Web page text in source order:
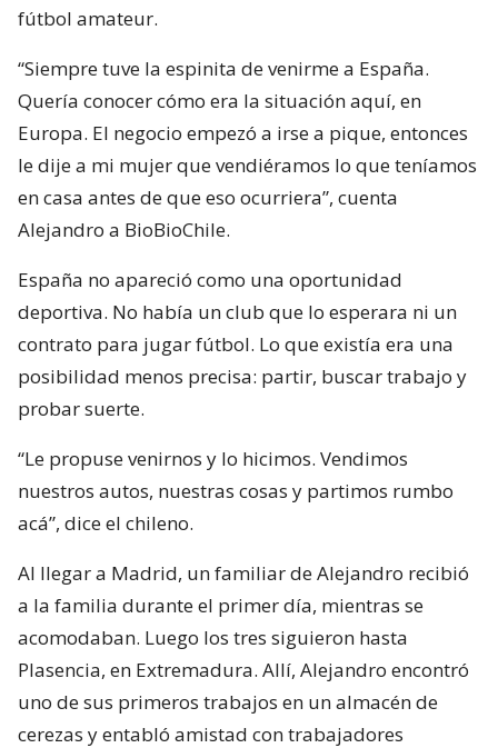
fútbol amateur.
“Siempre tuve la espinita de venirme a España.
Quería conocer cómo era la situación aquí, en
Europa. El negocio empezó a irse a pique, entonces
le dije a mi mujer que vendiéramos lo que teníamos
en casa antes de que eso ocurriera”, cuenta
Alejandro a BioBioChile.
España no apareció como una oportunidad
deportiva. No había un club que lo esperara ni un
contrato para jugar fútbol. Lo que existía era una
posibilidad menos precisa: partir, buscar trabajo y
probar suerte.
“Le propuse venirnos y lo hicimos. Vendimos
nuestros autos, nuestras cosas y partimos rumbo
acá”, dice el chileno.
Al llegar a Madrid, un familiar de Alejandro recibió
a la familia durante el primer día, mientras se
acomodaban. Luego los tres siguieron hasta
Plasencia, en Extremadura. Allí, Alejandro encontró
uno de sus primeros trabajos en un almacén de
cerezas y entabló amistad con trabajadores